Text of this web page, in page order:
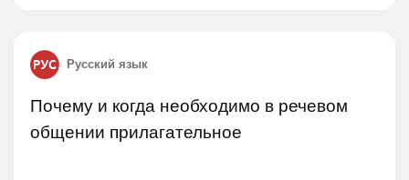
Русский язык
Почему и когда необходимо в речевом
общении прилагательное